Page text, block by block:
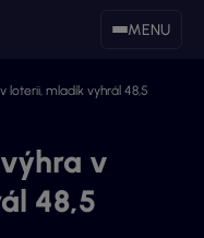
MENU
loterii, mladík vyhrál 48,5
v
48,5